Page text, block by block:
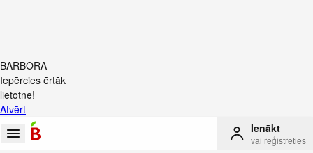
BARBORA
Iepērcies ērtāk
lietotnē!
Atvērt
Ienākt
vai reģistrēties